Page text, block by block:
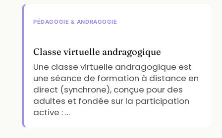
PÉDAGOGIE & ANDRAGOGIE
Classe virtuelle andragogique
Une classe virtuelle andragogique est
une séance de formation à distance en
direct (synchrone), conçue pour des
adultes et fondée sur la participation
active : …